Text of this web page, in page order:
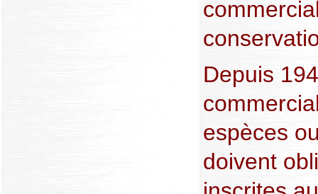
Depuis
espèces
doivent